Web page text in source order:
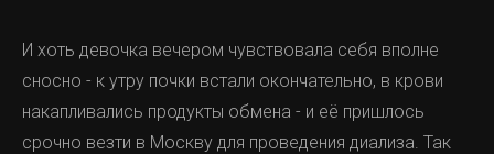
И хоть девочка вечером чувствовала себя вполне
сносно - к утру почки встали окончательно, в крови
накапливались продукты обмена - и её пришлось
срочно везти в Москву для проведения диализа. Так